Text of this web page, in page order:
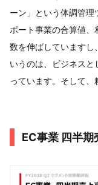
ーン」という体調管
ポート事業の合算値、
数を伸ばしていますし
いうのは、ビジネス
っています。そして、
EC事業 四半